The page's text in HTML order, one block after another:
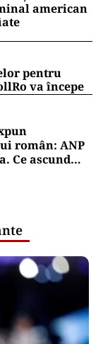
american
pentru
va începe
român: ANP
Ce ascund